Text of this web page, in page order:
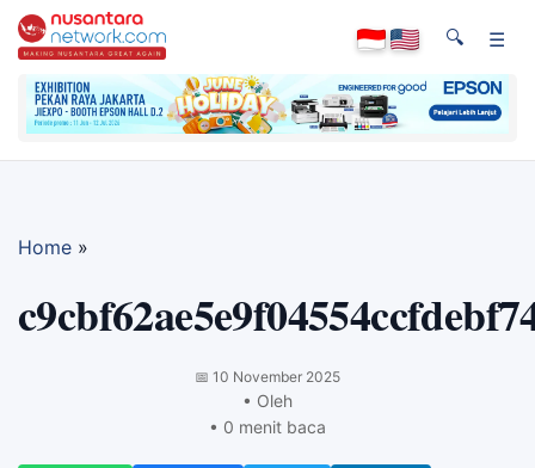
🔍 ☰
Home »
📅 10 November 2025
• Oleh
• 0 menit baca